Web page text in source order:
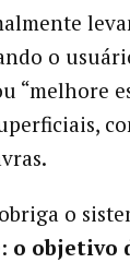
o
“melhore
o
o objetivo